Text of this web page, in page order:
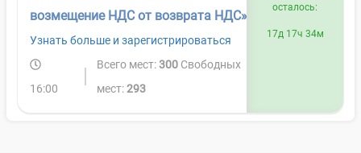
возмещение НДС от возврата НДС»
Узнать больше и зарегистрироваться
16:00
Всего мест:300 Свободных
мест:293
осталось:
17д 17ч 34м